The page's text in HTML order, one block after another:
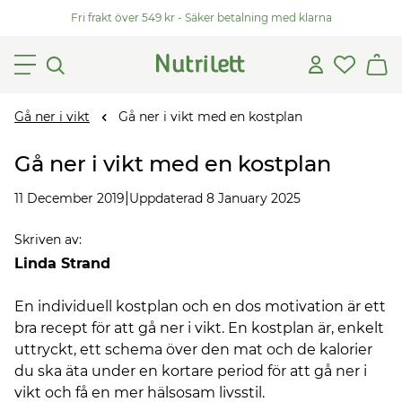
Fri frakt över 549 kr - Säker betalning med klarna
Gå ner i vikt Gå ner i vikt med en kostplan
Gå ner i vikt med en kostplan
11 December 2019 Uppdaterad 8 January 2025
Skriven av:
Linda Strand
En individuell kostplan och en dos motivation är ett
bra recept för att gå ner i vikt. En kostplan är, enkelt
uttryckt, ett schema över den mat och de kalorier
du ska äta under en kortare period för att gå ner i
vikt och få en mer hälsosam livsstil.